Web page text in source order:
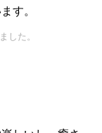
す。
た。